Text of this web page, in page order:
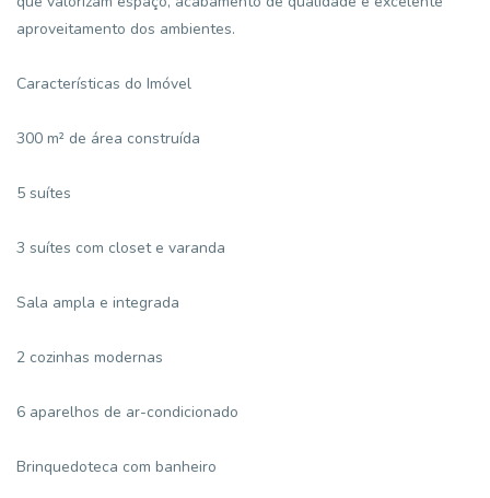
aproveitamento dos ambientes.
Características do Imóvel
300 m² de área construída
5 suítes
3 suítes com closet e varanda
Sala ampla e integrada
2 cozinhas modernas
6 aparelhos de ar-condicionado
Brinquedoteca com banheiro